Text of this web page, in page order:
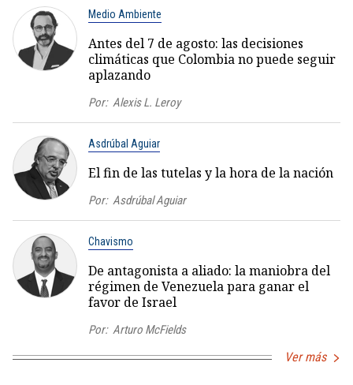
Medio Ambiente
Antes del 7 de agosto: las decisiones
climáticas que Colombia no puede seguir
aplazando
Por: Alexis L. Leroy
Asdrúbal Aguiar
El fin de las tutelas y la hora de la nación
Por: Asdrúbal Aguiar
Chavismo
De antagonista a aliado: la maniobra del
régimen de Venezuela para ganar el
favor de Israel
Por: Arturo McFields
Ver más